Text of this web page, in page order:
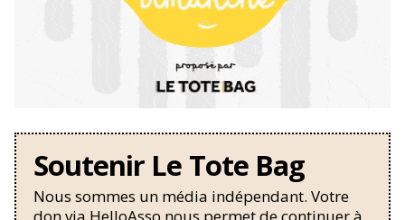
Soutenir Le Tote Bag
Nous sommes un média indépendant. Votre